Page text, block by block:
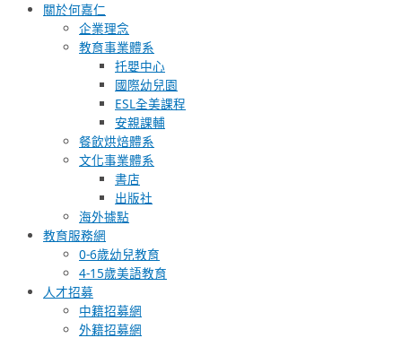
關於何嘉仁
企業理念
教育事業體系
托嬰中心
國際幼兒園
ESL全美課程
安親課輔
餐飲烘焙體系
文化事業體系
書店
出版社
海外據點
教育服務網
0-6歲幼兒教育
4-15歲美語教育
人才招募
中籍招募網
外籍招募網